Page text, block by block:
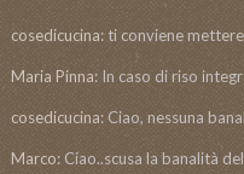
cosedicucina:ti conviene
Maria Pinna:In caso di riso
cosedicucina:Ciao, nessuna
Marco:Ciao..scusa la banalità